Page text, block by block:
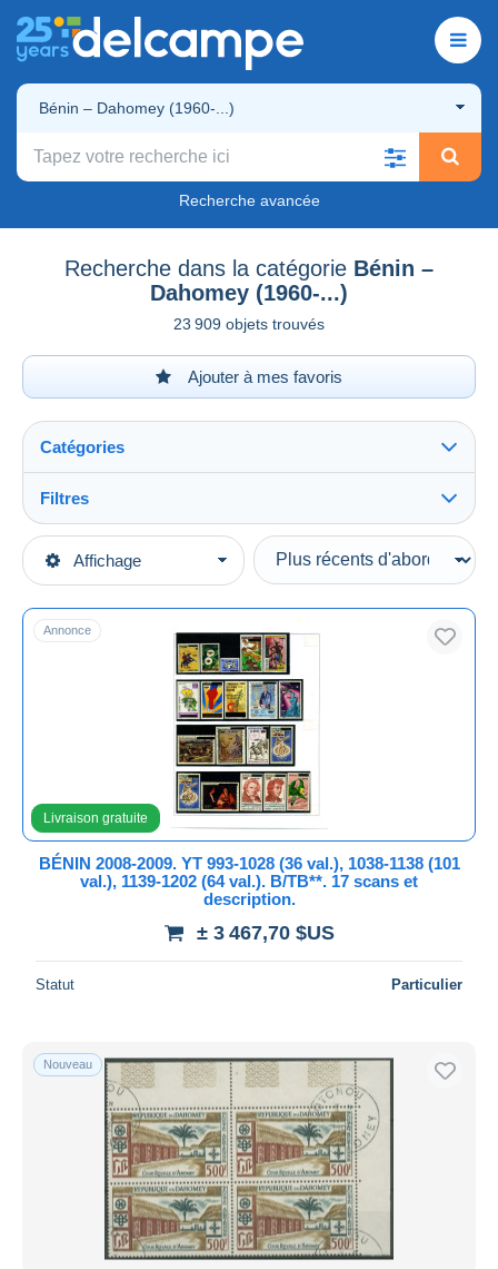
Bénin – Dahomey (1960-...)
Recherche avancée
Recherche dans la catégorie Bénin –
Dahomey (1960-...)
23 909 objets trouvés
Ajouter à mes favoris
Affichage
Catégories
Catégories principales
Afrique
Bénin – Dahomey (1960-...)
Filtres
Types de vente
En cours
Enchères avec offres
Enchères sans offres
Maisons de vente
Toutes les durées
Nouveau
depuis
jours
Prix
Livraison gratuite
Méthodes de paiement
PayPal
Virement bancaire
Visa
Mastercard
Bancontact
Annonce
Livraison gratuite
BÉNIN 2008-2009. YT 993-1028 (36 val.), 1038-1138 (101
val.), 1139-1202 (64 val.). B/TB**. 17 scans et
description.
± 3 467,70 $US
Statut Particulier
Nouveau